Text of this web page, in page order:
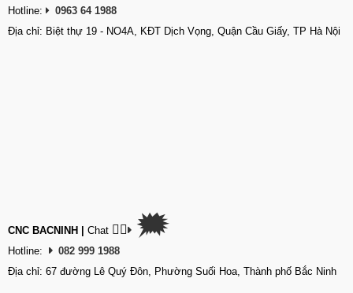
Hotline:
0963 64 1988
Địa chỉ: Biệt thự 19 - NO4A, KĐT Dịch Vọng, Quận Cầu Giấy, TP Hà Nội
CNC BACNINH Chat 👉🏽 🗯
Hotline:
082 999 1988
Địa chỉ: 67 đường Lê Quý Đôn, Phường Suối Hoa, Thành phố Bắc Ninh